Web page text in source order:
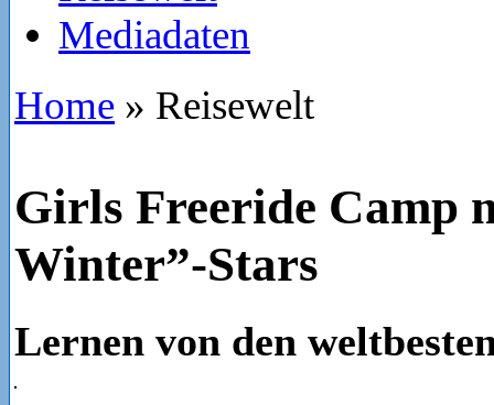
Mediadaten
Home » Reisewelt
Girls Freeride Camp
Winter”-Stars
Lernen von den